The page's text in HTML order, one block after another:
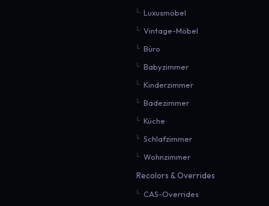
Luxusmöbel
Vintage-Möbel
Büro
Babyzimmer
Kinderzimmer
Badezimmer
Küche
Schlafzimmer
Wohnzimmer
Recolors & Overrides
CAS-Overrides